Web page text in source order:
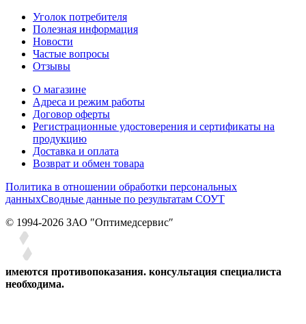
Уголок потребителя
Полезная информация
Новости
Частые вопросы
Отзывы
О магазине
Адреса и режим работы
Договор оферты
Регистрационные удостоверения и сертификаты на
продукцию
Доставка и оплата
Возврат и обмен товара
Политика в отношении обработки персональных
данныхСводные данные по результатам СОУТ
© 1994-2026 ЗАО ″Оптимедсервис″
имеются противопоказания. консультация специалиста
необходима.